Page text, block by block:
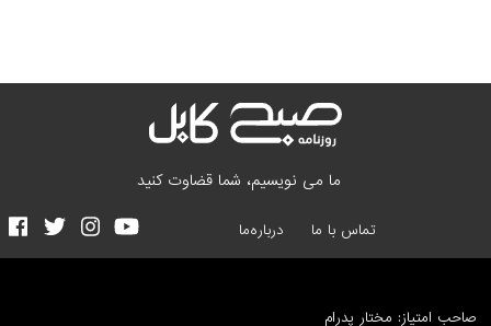
ما می نویسیم، شما قضاوت کنید
تماس با ما درباره‌ما
صاحب امتیاز: مختار پدرام